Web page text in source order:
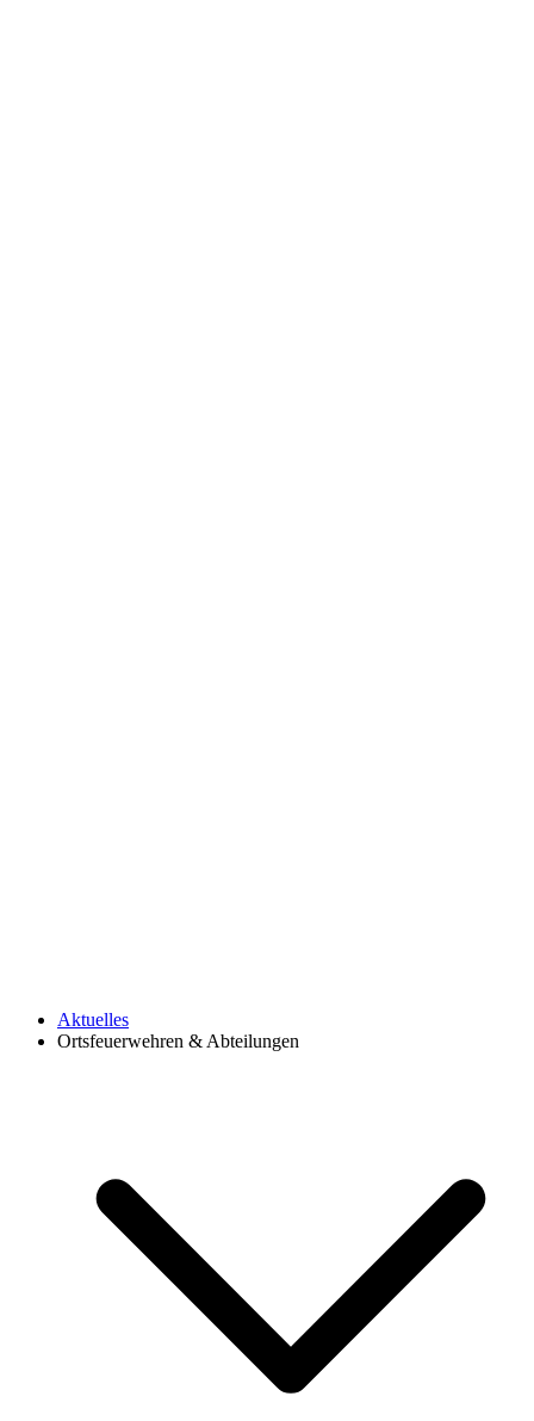
Aktuelles
Ortsfeuerwehren & Abteilungen